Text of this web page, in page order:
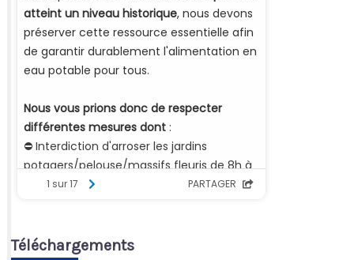
Téléchargements